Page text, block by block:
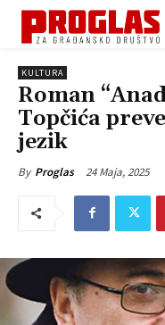
KULTURA
Roman
Topčića
jezik
By Proglas 24 Maja, 2025